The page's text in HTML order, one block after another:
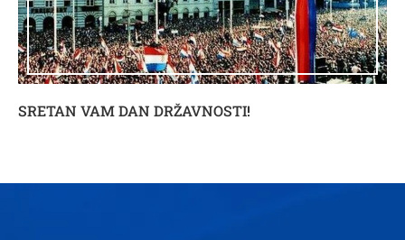
SRETAN VAM DAN DRŽAVNOSTI!